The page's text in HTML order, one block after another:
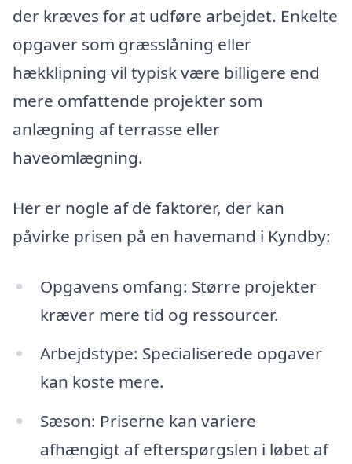
der kræves for at udføre arbejdet. Enkelte
opgaver som græsslåning eller
hækklipning vil typisk være billigere end
mere omfattende projekter som
anlægning af terrasse eller
haveomlægning.
Her er nogle af de faktorer, der kan
påvirke prisen på en havemand i Kyndby:
Opgavens omfang: Større projekter
kræver mere tid og ressourcer.
Arbejdstype: Specialiserede opgaver
kan koste mere.
Sæson: Priserne kan variere
afhængigt af efterspørgslen i løbet af